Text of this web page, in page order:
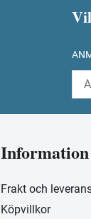
Information
Frakt och
Köpvillkor